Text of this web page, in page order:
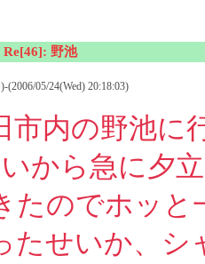
Re[46]: 野池
(2006/05/24(Wed) 20:18:03)
市内の野池に
から急に夕
たのでホッと
たせいか、シ